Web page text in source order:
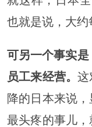
也就是说，大约
可另一个事实
员工来经营。这
降的日本来说
最头疼的事儿